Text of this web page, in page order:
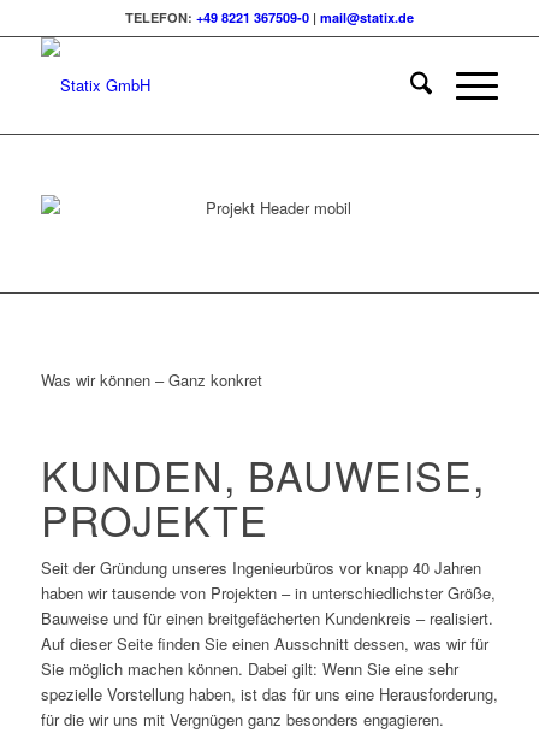
TELEFON: +49 8221 367509-0| mail@statix.de
Was wir können – Ganz konkret
KUNDEN, BAUWEISE,
PROJEKTE
Seit der Gründung unseres Ingenieurbüros vor knapp 40 Jahren
haben wir tausende von Projekten – in unterschiedlichster Größe,
Bauweise und für einen breitgefächerten Kundenkreis – realisiert.
Auf dieser Seite finden Sie einen Ausschnitt dessen, was wir für
Sie möglich machen können. Dabei gilt: Wenn Sie eine sehr
spezielle Vorstellung haben, ist das für uns eine Herausforderung,
für die wir uns mit Vergnügen ganz besonders engagieren.